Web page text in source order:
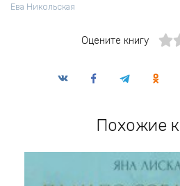
Ева Никольская
Оцените книгу
Похожие